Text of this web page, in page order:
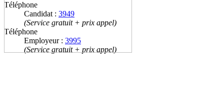
Téléphone
Candidat : 3949
(Service gratuit + prix appel)
Téléphone
Employeur : 3995
(Service gratuit + prix appel)